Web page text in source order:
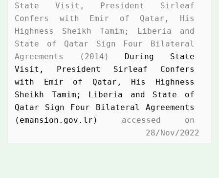
State Visit, President Sirleaf
Confers with Emir of Qatar, His
Highness Sheikh Tamim; Liberia and
State of Qatar Sign Four Bilateral
Agreements (2014) During State
Visit, President Sirleaf Confers
with Emir of Qatar, His Highness
Sheikh Tamim; Liberia and State of
Qatar Sign Four Bilateral Agreements
(emansion.gov.lr)
accessed on
28/Nov/2022